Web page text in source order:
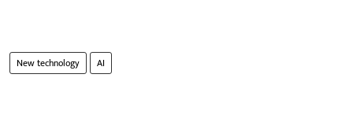
New technology AI